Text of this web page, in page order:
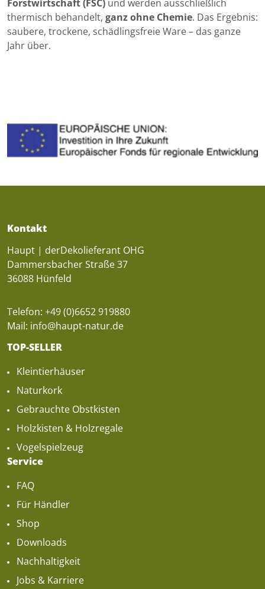
Forstwirtschaft (FSC) und werden ausschließlich
thermisch behandelt, ganz ohne Chemie. Das Ergebnis:
saubere, trockene, schädlingsfreie Ware – das ganze
Jahr über.
Kontakt
Haupt | derDekolieferant OHG
Dammersbacher Straße 37
36088 Hünfeld
Telefon: +49 (0)6652 919880
Mail: info@haupt-natur.de
TOP-SELLER
Kleintierhäuser
Naturkork
Gebrauchte Obstkisten
Holzkisten & Holzregale
Vogelspielzeug
Service
FAQ
Für Händler
Shop
Downloads
Nachhaltigkeit
Jobs & Karriere